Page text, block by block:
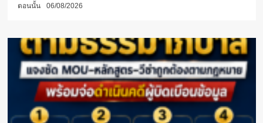
ตอนนั้น 06/08/2026